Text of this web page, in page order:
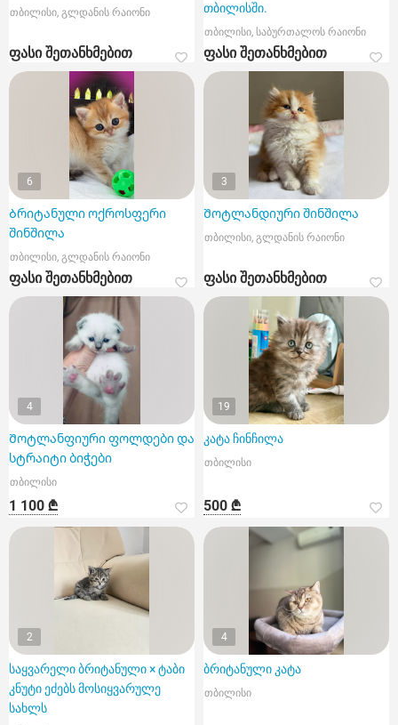
თბილისი, გლდანის რაიონი
ფასი შეთანხმებით
თბილისში.
თბილისი, საბურთალოს რაიონი
ფასი შეთანხმებით
6
Ბრიტანული ოქროსფერი
შინშილა
თბილისი, გლდანის რაიონი
ფასი შეთანხმებით
3
Შოტლანდიური შინშილა
თბილისი, გლდანის რაიონი
ფასი შეთანხმებით
4
Შოტლანფიური ფოლდები და
სტრაიტი ბიჭები
თბილისი
1 100 ₾
19
კატა ჩინჩილა
თბილისი
500 ₾
2
საყვარელი ბრიტანული × ტაბი
კნუტი ეძებს მოსიყვარულე
სახლს
4
ბრიტანული კატა
თბილისი